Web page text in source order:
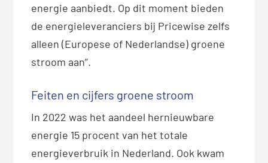
energie aanbiedt. Op dit moment bieden
de energieleveranciers bij Pricewise zelfs
alleen (Europese of Nederlandse) groene
stroom aan”.
Feiten en cijfers groene stroom
In 2022 was het aandeel hernieuwbare
energie 15 procent van het totale
energieverbruik in Nederland. Ook kwam